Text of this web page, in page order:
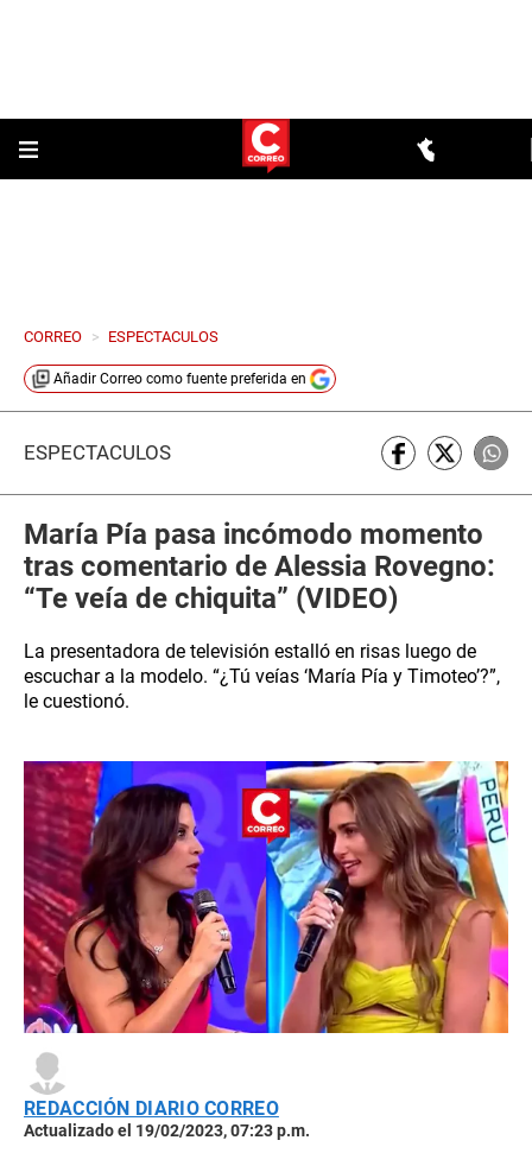
CORREO > ESPECTACULOS
Añadir Correo como fuente preferida en
ESPECTÁCULOS
María Pía pasa incómodo momento
tras comentario de Alessia Rovegno:
“Te veía de chiquita” (VIDEO)
La presentadora de televisión estalló en risas luego de
escuchar a la modelo. “¿Tú veías ‘María Pía y Timoteo’?”,
le cuestionó.
REDACCIÓN DIARIO CORREO
Actualizado el 19/02/2023, 07:23 p.m.